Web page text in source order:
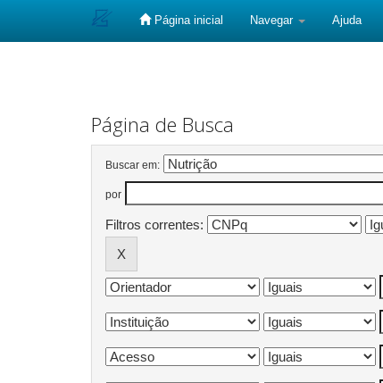
Página inicial Navegar Ajuda
Página de Busca
Buscar em:
por
Filtros correntes: